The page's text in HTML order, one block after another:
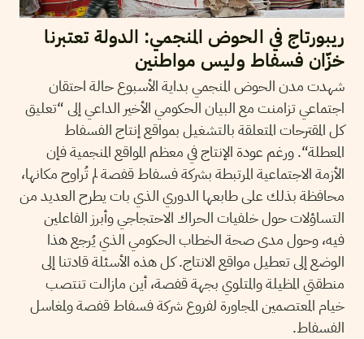
ريبورتاج في الحوض المنجمي: الدولة تعتبرنا
خزّان فسفاط وليس مواطنين
شهدت مدن الحوض المنجمي بداية الأسبوع حالة احتقان
اجتماعي تزامنت مع البيان الحكومي الأخير الداعي إلى “تعليق
كل المقترحات المتعلقة بالتشغيل بمواقع إنتاج الفسفاط
المعطلة“. ورغم عودة الإنتاج في معظم المواقع المنجمية فإن
الأزمة الاجتماعية المرتبطة بشركة فسفاط قفصة لم تُراوح مكانها،
محافظة بذلك على طابعها الدوري الذي بات يطرح العديد من
التساؤلات حول خلفيات الحراك الاحتجاجي وأبرز الفاعلين
فيه، وحول مدى صحة الخطاب الحكومي الذي يُرجع هذا
الوضع إلى تعطيل مواقع الانتاج. كل هذه الأسئلة قادتنا إلى
منطقتي المظيلة والمتلوي بجهة قفصة، أين مازالت تنتصب
خيام المعتصمين المجاورة لفروع شركة فسفاط قفصة ولمغاسل
الفسفاط.